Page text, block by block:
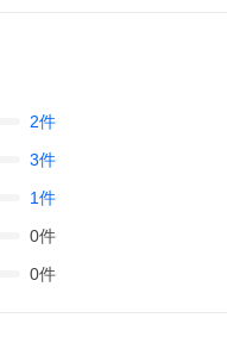
2件
3件
1件
0件
0件